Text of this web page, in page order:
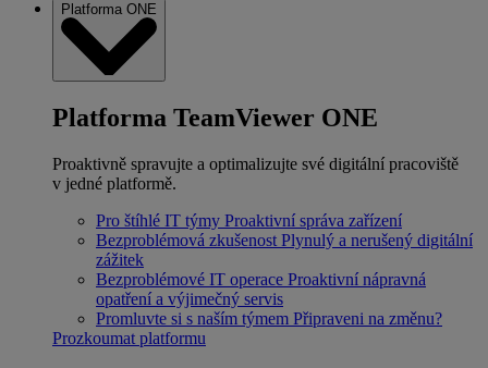
Platforma ONE
Platforma TeamViewer ONE
Proaktivně spravujte a optimalizujte své digitální pracoviště
v jedné platformě.
Pro štíhlé IT týmy Proaktivní správa zařízení
Bezproblémová zkušenost Plynulý a nerušený digitální
zážitek
Bezproblémové IT operace Proaktivní nápravná
opatření a výjimečný servis
Promluvte si s naším týmem Připraveni na změnu?
Prozkoumat platformu